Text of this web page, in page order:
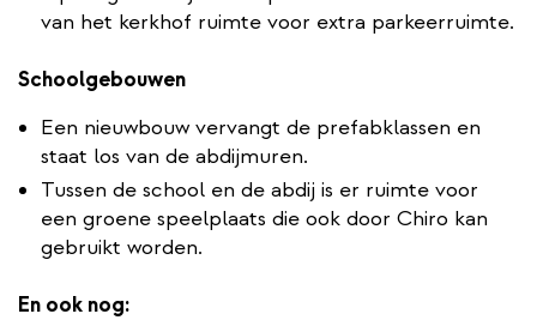
van het kerkhof ruimte voor extra parkeerruimte.
Schoolgebouwen
Een nieuwbouw vervangt de prefabklassen en
staat los van de abdijmuren.
Tussen de school en de abdij is er ruimte voor
een groene speelplaats die ook door Chiro kan
gebruikt worden.
En ook nog: